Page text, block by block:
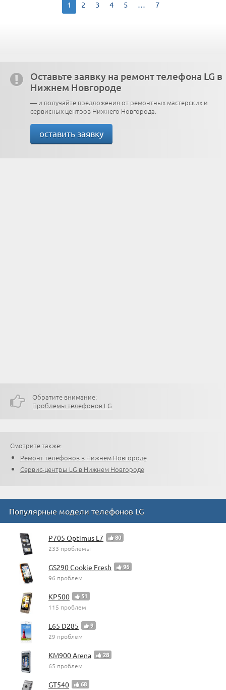
1 2 3 4 5 … 7
Оставьте заявку на ремонт телефона LG в
Нижнем Новгороде
— и получайте предложения от ремонтных мастерских и
сервисных центров Нижнего Новгорода.
оставить заявку
Обратите внимание:
Проблемы телефонов LG
Смотрите также:
Ремонт телефонов в Нижнем Новгороде
Сервис-центры LG в Нижнем Новгороде
Популярные модели телефонов LG
P705 Optimus L7 80
233 проблемы
GS290 Cookie Fresh 96
96 проблем
KP500 51
115 проблем
L65 D285 9
29 проблем
KM900 Arena 28
65 проблем
GT540 68